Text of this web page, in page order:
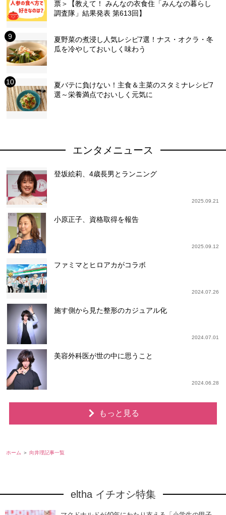
票＞【教えて！ みんなの衣食住「みんなの暮らし
調査隊」結果発表 第613回】
夏野菜の煮浸し人気レシピ7選！ナス・オクラ・冬
瓜を冷やしておいしく味わう
夏バテに負けない！主食＆主菜のスタミナレシピ7
選～栄養満点でおいしく元気に
エンタメニュース
登坂絵莉、4歳長男とランニング
2025.09.21
小原正子、資格取得を報告
2025.09.12
ファミマとヒロアカがコラボ
2024.07.26
施す側から見た整形のカジュアル化
2024.07.01
美容外科医が世の中に思うこと
2024.06.28
もっと見る
ホーム 向井理記事一覧
eltha イチオシ特集